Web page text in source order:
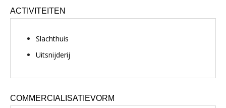
ACTIVITEITEN
Slachthuis
Uitsnijderij
COMMERCIALISATIEVORM